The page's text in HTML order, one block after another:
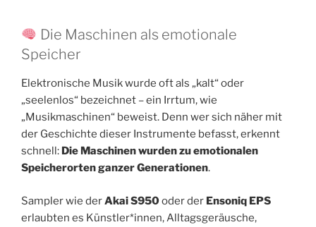
Die Maschinen als emotionale
Speicher
Elektronische Musik wurde oft als „kalt“ oder
„seelenlos“ bezeichnet – ein Irrtum, wie
„Musikmaschinen“ beweist. Denn wer sich näher mit
der Geschichte dieser Instrumente befasst, erkennt
schnell: Die Maschinen wurden zu emotionalen
Speicherorten ganzer Generationen.
Sampler wie derAkai S950oder der Ensoniq EPS
erlaubten es Künstler*innen, Alltagsgeräusche,